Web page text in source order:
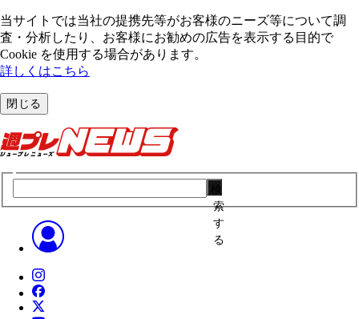
当サイトでは当社の提携先等がお客様のニーズ等について調
査・分析したり、お客様にお勧めの広告を表⽰する⽬的で
Cookie を使⽤する場合があります。
詳しくはこちら
閉じる
索
す
る